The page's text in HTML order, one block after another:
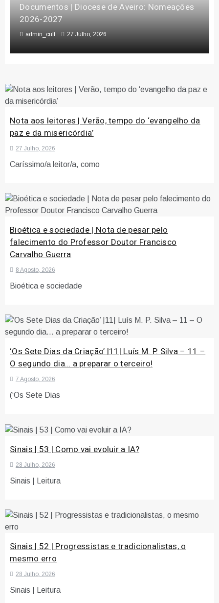
Documentos | Diocese de Aveiro: Nomeações
2026-2027
admin_cult 27 Julho, 2026
Nota aos leitores | Verão, tempo do ‘evangelho da
paz e da misericórdia’
27 Julho, 2026
Caríssimo/a leitor/a, como
Bioética e sociedade | Nota de pesar pelo
falecimento do Professor Doutor Francisco
Carvalho Guerra
8 Agosto, 2026
Bioética e sociedade
‘Os Sete Dias da Criação’ |11| Luís M. P. Silva – 11 –
O segundo dia… a preparar o terceiro!
7 Agosto, 2026
(‘Os Sete Dias
Sinais | 53 | Como vai evoluir a IA?
28 Julho, 2026
Sinais | Leitura
Sinais | 52 | Progressistas e tradicionalistas, o
mesmo erro
28 Julho, 2026
Sinais | Leitura